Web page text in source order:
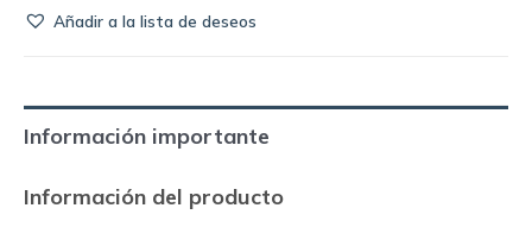
de
away
|
quantity
Añadir a la lista de deseos
Información importante
Información del producto